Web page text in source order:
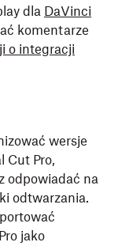
dla DaVinci
komentarze
o integracji
wersje
Cut Pro,
odpowiadać na
odtwarzania.
jako